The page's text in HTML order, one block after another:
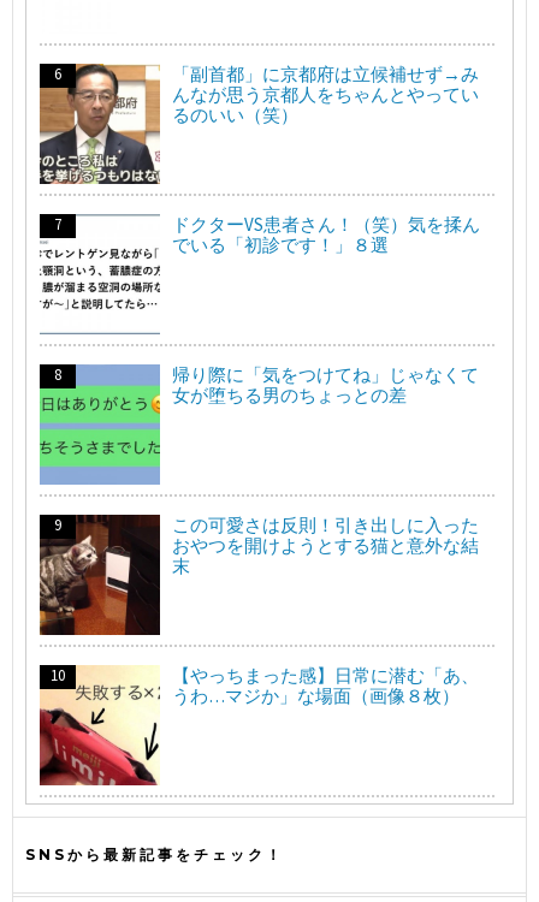
「副首都」に京都府は立候補せず→み
んなが思う京都人をちゃんとやってい
るのいい（笑）
ドクターVS患者さん！（笑）気を揉ん
でいる「初診です！」８選
帰り際に「気をつけてね」じゃなくて
女が堕ちる男のちょっとの差
この可愛さは反則！引き出しに入った
おやつを開けようとする猫と意外な結
末
【やっちまった感】日常に潜む「あ、
うわ…マジか」な場面（画像８枚）
SNSから最新記事をチェック！